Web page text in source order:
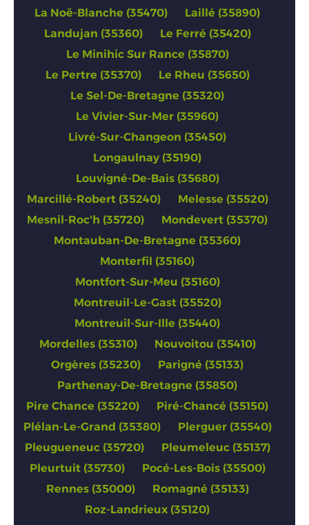
La Noë-Blanche (35470)
Laillé (35890)
Landujan (35360)
Le Ferré (35420)
Le Minihic Sur Rance (35870)
Le Pertre (35370)
Le Rheu (35650)
Le Sel-De-Bretagne (35320)
Le Vivier-Sur-Mer (35960)
Livré-Sur-Changeon (35450)
Longaulnay (35190)
Louvigné-De-Bais (35680)
Marcillé-Robert (35240)
Melesse (35520)
Mesnil-Roc'h (35720)
Mondevert (35370)
Montauban-De-Bretagne (35360)
Monterfil (35160)
Montfort-Sur-Meu (35160)
Montreuil-Le-Gast (35520)
Montreuil-Sur-Ille (35440)
Mordelles (35310)
Nouvoitou (35410)
Orgères (35230)
Parigné (35133)
Parthenay-De-Bretagne (35850)
Pire Chance (35220)
Piré-Chancé (35150)
Plélan-Le-Grand (35380)
Plerguer (35540)
Pleugueneuc (35720)
Pleumeleuc (35137)
Pleurtuit (35730)
Pocé-Les-Bois (35500)
Rennes (35000)
Romagné (35133)
Roz-Landrieux (35120)